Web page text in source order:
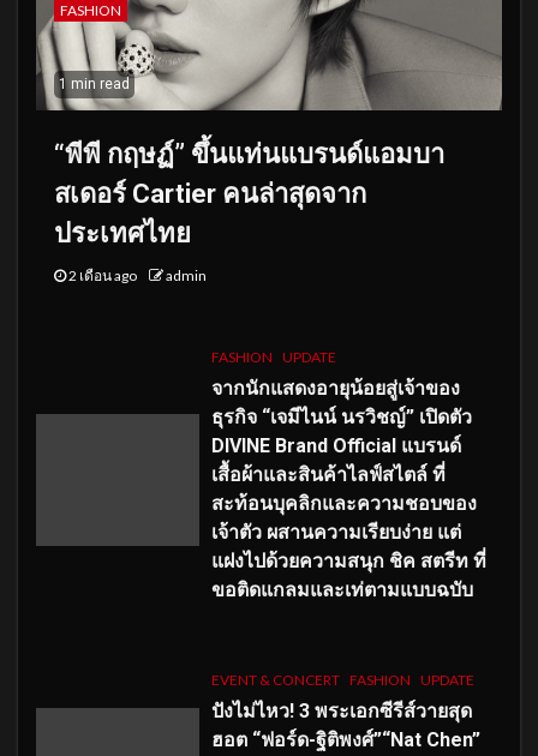
FASHION
1 min read
“พีพี กฤษฏ์” ขึ้นแท่นแบรนด์แอมบา
สเดอร์ Cartier คนล่าสุดจาก
ประเทศไทย
2 เดือน ago admin
FASHION UPDATE
จากนักแสดงอายุน้อยสู่เจ้าของ
ธุรกิจ “เจมีไนน์ นรวิชญ์” เปิดตัว
DIVINE Brand Official แบรนด์
เสื้อผ้าและสินค้าไลฟ์สไตล์ ที่
สะท้อนบุคลิกและความชอบของ
เจ้าตัว ผสานความเรียบง่าย แต่
แฝงไปด้วยความสนุก ชิค สตรีท ที่
ขอติดแกลมและเท่ตามแบบฉบับ
EVENT & CONCERT FASHION UPDATE
ปังไม่ไหว! 3 พระเอกซีรีส์วายสุด
ฮอต “ฟอร์ด-ฐิติพงศ์”“Nat Chen”